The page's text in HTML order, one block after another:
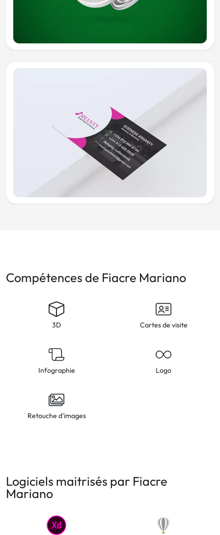
Compétences de Fiacre Mariano
3D Cartes de visite
Infographie Logo
Retouche d'images
Logiciels maitrisés par Fiacre
Mariano